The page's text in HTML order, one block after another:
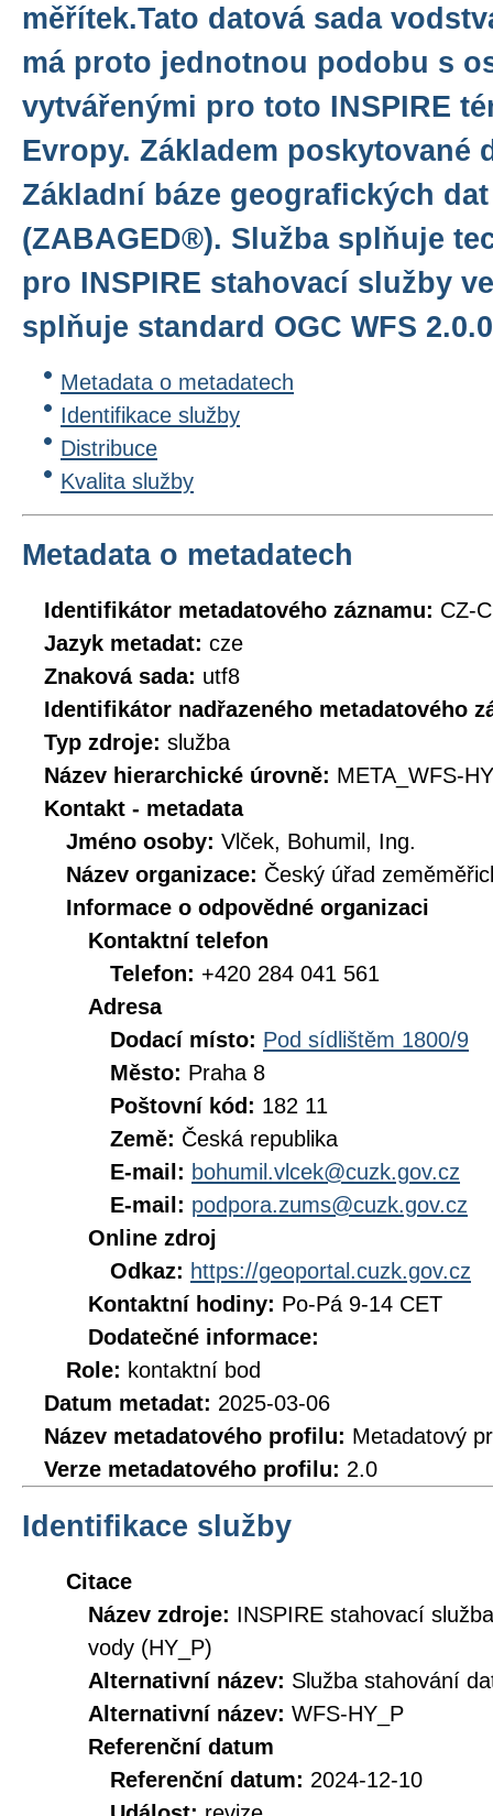
měřítek.Tato datová sada
má proto jednotnou podobu s
vytvářenými pro toto INSPIRE
Evropy. Základem poskytované
Základní báze geografických
(ZABAGED®). Služba splňuje
pro INSPIRE stahovací služby
splňuje standard OGC WFS
Metadata o metadatech
Identifikace služby
Distribuce
Kvalita služby
Metadata o metadatech
Identifikátor metadatového záznamu: CZ-
Jazyk metadat: cze
Znaková sada: utf8
Identifikátor nadřazeného metadatového
Typ zdroje: služba
Název hierarchické úrovně: META_WFS-
Kontakt - metadata
Jméno osoby: Vlček, Bohumil, Ing.
Název organizace: Český úřad
Informace o odpovědné organizaci
Kontaktní telefon
Telefon: +420 284 041 561
Adresa
Dodací místo: Pod sídlištěm 1800/9
Město: Praha 8
Poštovní kód: 182 11
Země: Česká republika
E-mail: bohumil.vlcek@cuzk.gov.cz
E-mail: podpora.zums@cuzk.gov.cz
Online zdroj
Odkaz: https://geoportal.cuzk.gov.cz
Kontaktní hodiny: Po-Pá 9-14 CET
Dodatečné informace:
Role: kontaktní bod
Datum metadat: 2025-03-06
Název metadatového profilu: Metadatový
Verze metadatového profilu: 2.0
Identifikace služby
Citace
Název zdroje: INSPIRE stahovací
vody (HY_P)
Alternativní název: Služba stahování
Alternativní název: WFS-HY_P
Referenční datum
Referenční datum: 2024-12-10